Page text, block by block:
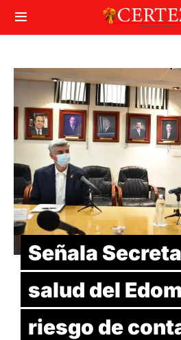
Señala
salud del
riesgo de